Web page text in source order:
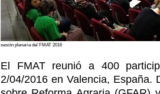
sesión plenaria del FMAT 2016
El FMAT reunió a 400
2/04/2016 en Valencia, España.